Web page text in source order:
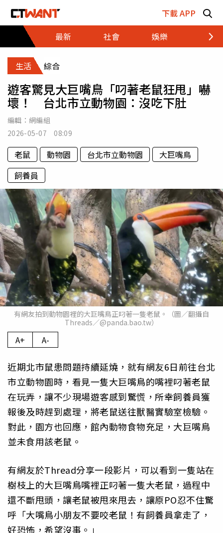
下載 APP
最新
社會 娛樂 財經
生活 綜合
遊客驚見大巨嘴鳥「叼著老鼠狂甩」嚇
壞！ 台北市立動物園：沒吃下肚
編輯： 網編組
2026-05-07 08:09
老鼠 動物園 台北市立動物園
大巨嘴鳥
飼養員
有網友拍到動物園裡的大巨嘴鳥正叼著一隻老鼠。（圖／翻攝自
Threads／@panda.bao.tw）
A+ A-
近期北市鼠患問題持續延燒，就有網友6日前往台北
市立動物園時，看見一隻大巨嘴鳥的嘴裡叼著老鼠
在玩弄，讓不少現場遊客感到驚慌，所幸飼養員獲
報後及時趕到處理，將老鼠送往獸醫實驗室檢驗。
對此，園方也回應，館內動物食物充足，大巨嘴鳥
並未食用該老鼠。
有網友於Thread分享一段影片，可以看到一隻站在
樹枝上的大巨嘴鳥嘴裡正叼著一隻大老鼠，過程中
還不斷甩頭，讓老鼠被甩來甩去，讓原PO忍不住驚
呼「大嘴鳥小朋友不要咬老鼠！有飼養員拿走了，
好恐怖，希望沒事。」